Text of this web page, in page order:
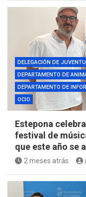
DELEGACIÓN DE
DEPARTAMENTO DE
DEPARTAMENTO DE
OCIO
Estepona
festival de
que este año se
2 meses atrás